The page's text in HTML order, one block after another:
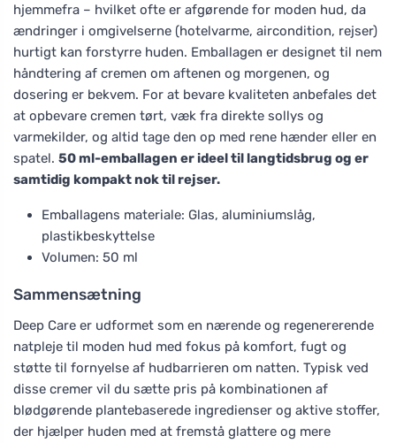
hjemmefra – hvilket ofte er afgørende for moden hud, da
ændringer i omgivelserne (hotelvarme, aircondition, rejser)
hurtigt kan forstyrre huden. Emballagen er designet til nem
håndtering af cremen om aftenen og morgenen, og
dosering er bekvem. For at bevare kvaliteten anbefales det
at opbevare cremen tørt, væk fra direkte sollys og
varmekilder, og altid tage den op med rene hænder eller en
spatel. 50 ml-emballagen er ideel til langtidsbrug og er
samtidig kompakt nok til rejser.
Emballagens materiale: Glas, aluminiumslåg,
plastikbeskyttelse
Volumen: 50 ml
Sammensætning
Deep Care er udformet som en nærende og regenererende
natpleje til moden hud med fokus på komfort, fugt og
støtte til fornyelse af hudbarrieren om natten. Typisk ved
disse cremer vil du sætte pris på kombinationen af
blødgørende plantebaserede ingredienser og aktive stoffer,
der hjælper huden med at fremstå glattere og mere